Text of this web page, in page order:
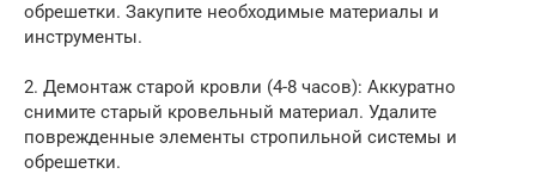
обрешетки. Закупите необходимые материалы и
инструменты.
2. Демонтаж старой кровли (4-8 часов): Аккуратно
снимите старый кровельный материал. Удалите
поврежденные элементы стропильной системы и
обрешетки.